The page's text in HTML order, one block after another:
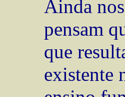
Ainda
pensam
que
existente